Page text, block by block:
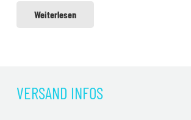
Weiterlesen
VERSAND INFOS